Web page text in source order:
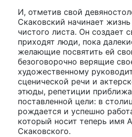
И, отметив свой
Скаковский начинает
чистого листа. Он создает
приходят люди, пока
желающие посвятить ей
безоговорочно верящие
художественному
сценической речи и
этюды, репетиции
поставленной цели: в
рождается и успешно
который носит теперь имя
Скаковского.